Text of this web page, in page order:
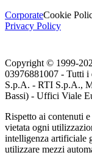
CorporateCookie
Privacy Policy
Copyright © 1999-
03976881007 - Tutti
S.p.A. - RTI S.p.A.,
Bassi) - Uffici Viale
Rispetto ai contenuti
vietata ogni
intelligenza artificiale
utilizzare mezzi